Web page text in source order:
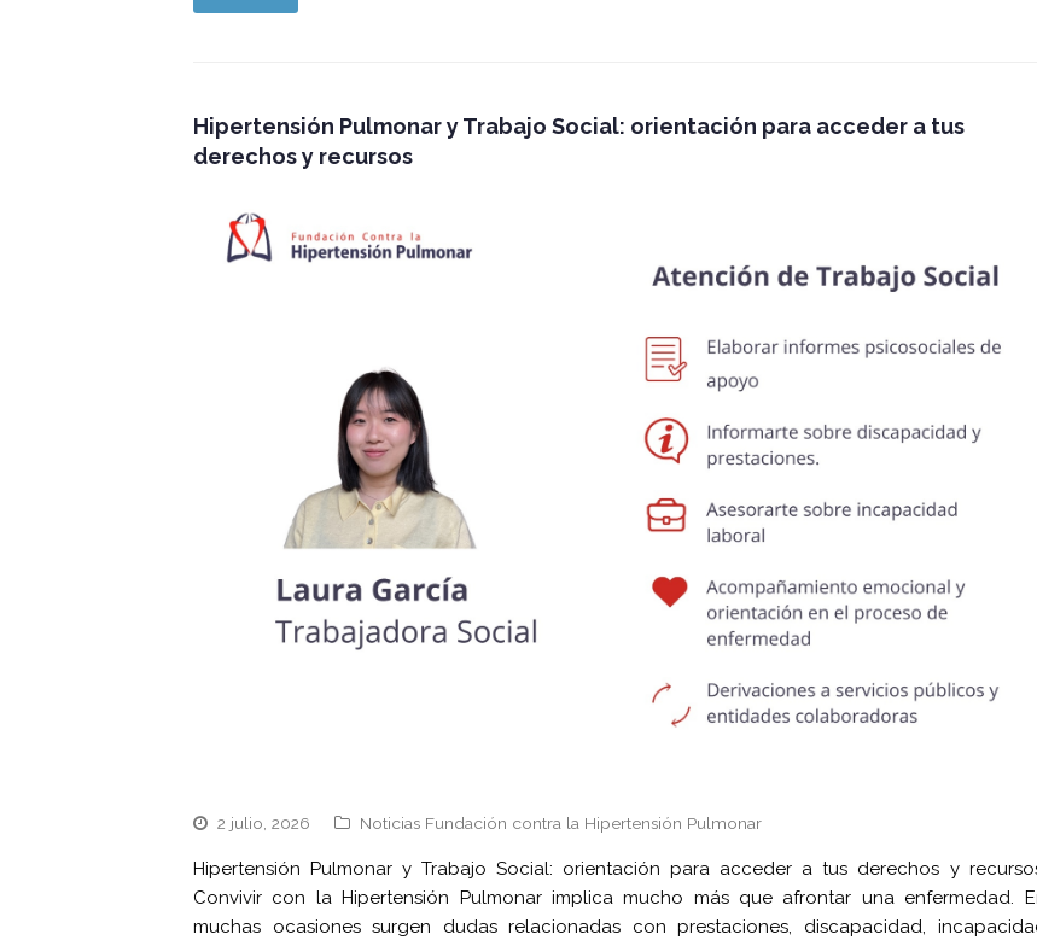
Hipertensión Pulmonar y Trabajo Social: orientación para acceder a tus
derechos y recursos
2 julio, 2026 Noticias Fundación contra la Hipertensión Pulmonar
Hipertensión Pulmonar y Trabajo Social: orientación para acceder a tus derechos y
Convivir con la Hipertensión Pulmonar implica mucho más que afrontar una enfermedad.
muchas ocasiones surgen dudas relacionadas con prestaciones, discapacidad,